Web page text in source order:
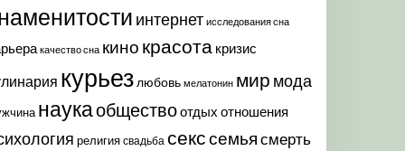
интернет исследования сна
качество сна кино красота кризис
курьез любовь мелатонин мир мода
наукаобществоотдых отношения
религия свадьба секссемья смерть